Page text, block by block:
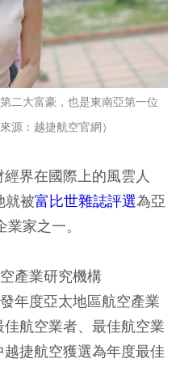
二大富豪，也是東南亞第一位
源：越捷航空官網）
界在國際上的風雲人
就被富比世雜誌評選為亞
家之一。
產業研究機構
年度亞太地區航空產業
航空業者、最佳航空業
捷航空獲選為年度最佳